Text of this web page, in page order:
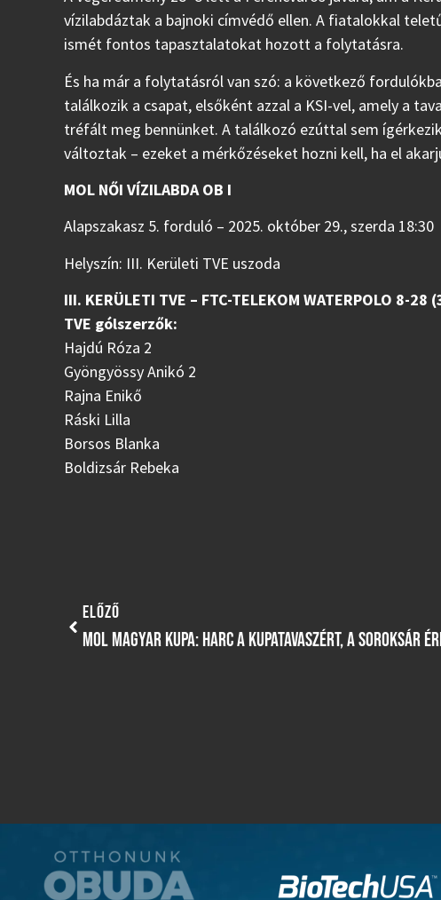
vízilabdáztak a bajnoki címvédő ellen. A fiatalokkal
ismét fontos tapasztalatokat hozott a folytatásra.
És ha már a folytatásról van szó: a következő
találkozik a csapat, elsőként azzal a KSI-vel, amely a
tréfált meg bennünket. A találkozó ezúttal sem
változtak – ezeket a mérkőzéseket hozni kell, ha el
MOL NŐI VÍZILABDA OB I
Alapszakasz 5. forduló – 2025. október 29., szerda 18:30
Helyszín: III. Kerületi TVE uszoda
III. KERÜLETI TVE – FTC-TELEKOM WATERPOLO 8-
TVE gólszerzők:
Hajdú Róza 2
Gyöngyössy Anikó 2
Rajna Enikő
Ráski Lilla
Borsos Blanka
Boldizsár Rebeka
ELŐZŐ
MOL MAGYAR KUPA: HARC A KUPATAVASZÉRT, A SOROKSÁR